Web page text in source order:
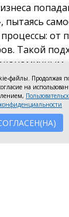
пытаясь
от
Такой
на
файлы. Продолжая
на